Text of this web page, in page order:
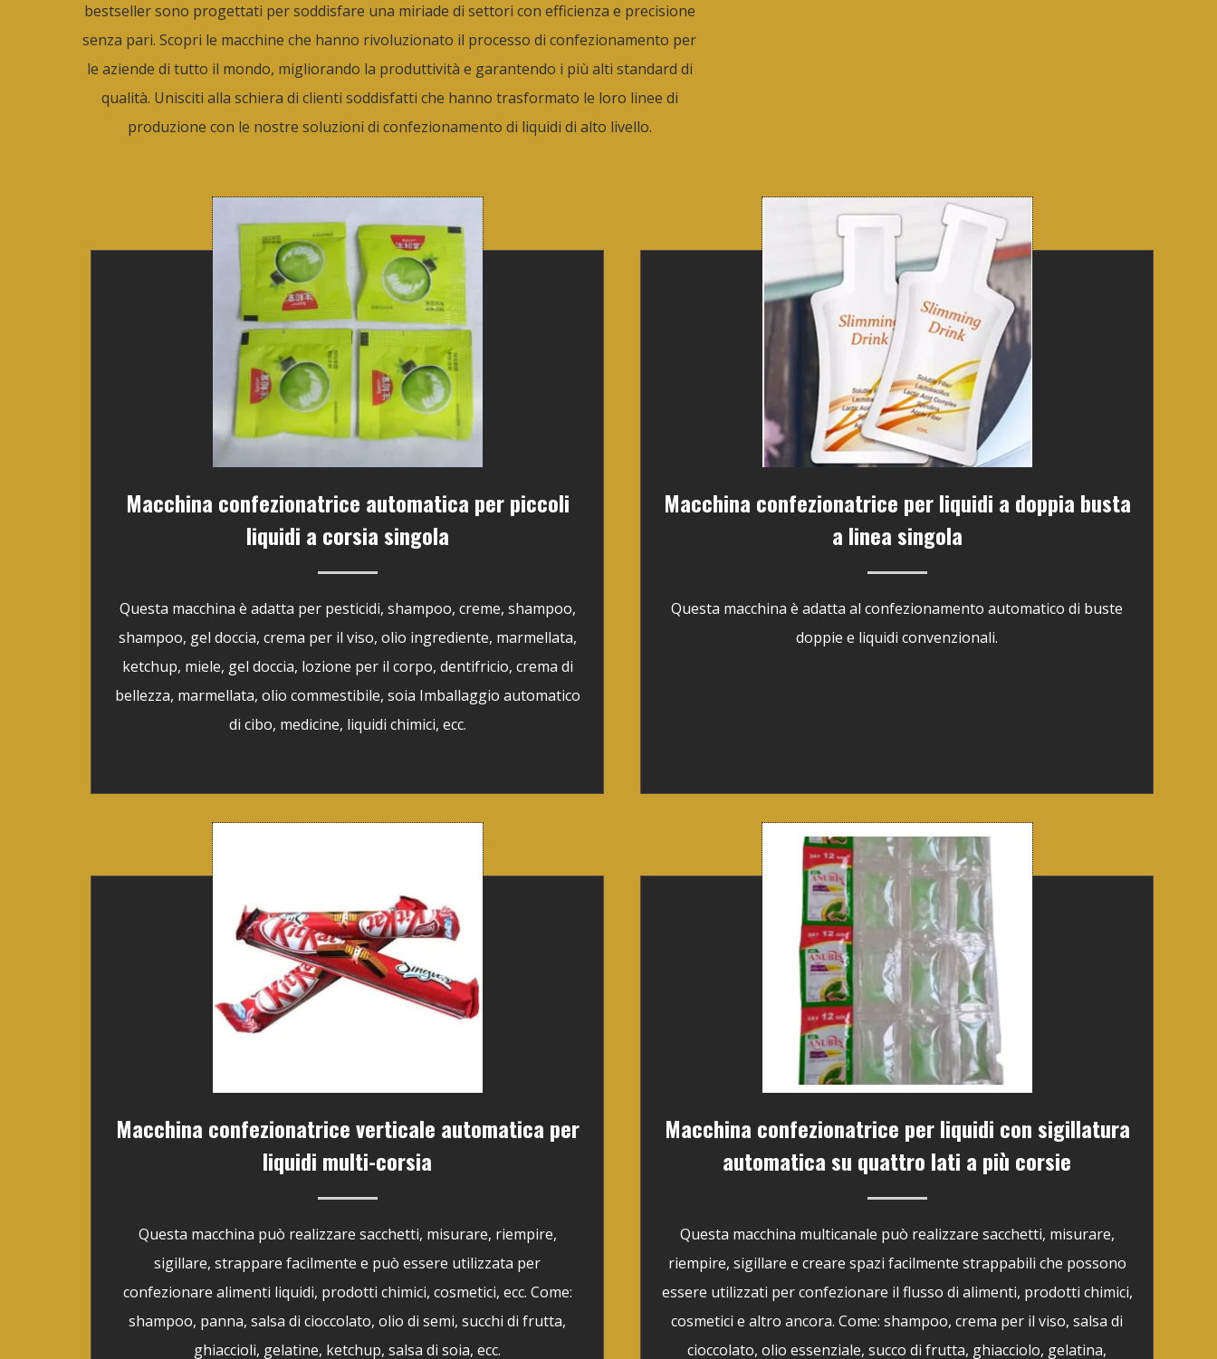
bestseller sono progettati per soddisfare una miriade di settori con efficienza e precisione
senza pari. Scopri le macchine che hanno rivoluzionato il processo di confezionamento per
le aziende di tutto il mondo, migliorando la produttività e garantendo i più alti standard di
qualità. Unisciti alla schiera di clienti soddisfatti che hanno trasformato le loro linee di
produzione con le nostre soluzioni di confezionamento di liquidi di alto livello.
Macchina confezionatrice automatica per piccoli
liquidi a corsia singola
Questa macchina è adatta per pesticidi, shampoo, creme, shampoo,
shampoo, gel doccia, crema per il viso, olio ingrediente, marmellata,
ketchup, miele, gel doccia, lozione per il corpo, dentifricio, crema di
bellezza, marmellata, olio commestibile, soia Imballaggio automatico
di cibo, medicine, liquidi chimici, ecc.
Macchina confezionatrice per liquidi a doppia busta
a linea singola
Questa macchina è adatta al confezionamento automatico di buste
doppie e liquidi convenzionali.
Macchina confezionatrice verticale automatica per
liquidi multi-corsia
Questa macchina può realizzare sacchetti, misurare, riempire,
sigillare, strappare facilmente e può essere utilizzata per
confezionare alimenti liquidi, prodotti chimici, cosmetici, ecc. Come:
shampoo, panna, salsa di cioccolato, olio di semi, succhi di frutta,
ghiaccioli, gelatine, ketchup, salsa di soia, ecc.
Macchina confezionatrice per liquidi con sigillatura
automatica su quattro lati a più corsie
Questa macchina multicanale può realizzare sacchetti, misurare,
riempire, sigillare e creare spazi facilmente strappabili che possono
essere utilizzati per confezionare il flusso di alimenti, prodotti chimici,
cosmetici e altro ancora. Come: shampoo, crema per il viso, salsa di
cioccolato, olio essenziale, succo di frutta, ghiacciolo, gelatina,